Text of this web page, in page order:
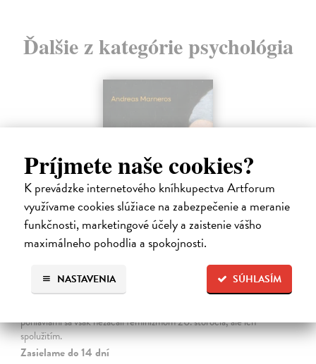
Príjmete naše cookies?
K prevádzke internetového kníhkupectva Artforum
využívame cookies slúžiace na zabezpečenie a meranie
funkčnosti, marketingové účely a zaistenie vášho
maximálneho pohodlia a spokojnosti.
SÚHLASÍM
NASTAVENIA
Ďalšie z kategórie psychológia
Marneros Andreas| Kniha
JE TO MOŽNO NAJVÄČŠIA REVOLÚCIA NAŠICH DNÍ:
pohlaviami sa však nezačali feminizmom 20. storočia, ale ich
spolužitím.
Zasielame do 14 dní